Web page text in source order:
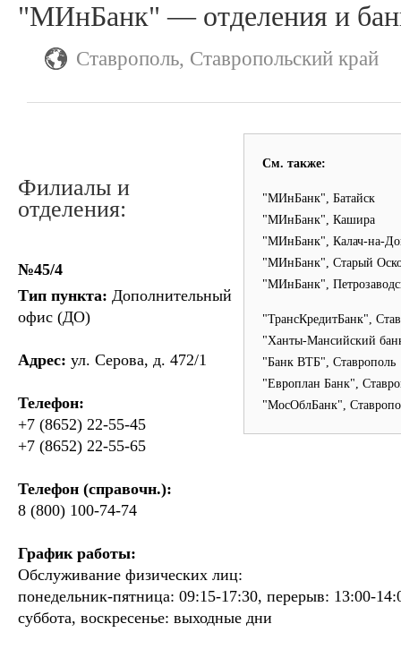
"МИнБанк" — отделения и
Ставрополь, Ставропольский край
См. также:
"МИнБанк", Батайск
"МИнБанк", Кашира
"МИнБанк", Калач-на-
"МИнБанк", Старый
"МИнБанк",
"ТрансКредитБанк",
"Ханты-Мансийский
"Банк ВТБ", Ставрополь
"Европлан Банк",
"МосОблБанк",
Филиалы и
отделения:
№45/4
Тип пункта: Дополнительный
офис (ДО)
Адрес: ул. Серова, д. 472/1
Телефон:
+7 (8652) 22-55-45
+7 (8652) 22-55-65
Телефон (справочн.):
8 (800) 100-74-74
График работы:
Обслуживание физических лиц:
понедельник-пятница: 09:15-17:30, перерыв: 13:00-
суббота, воскресенье: выходные дни